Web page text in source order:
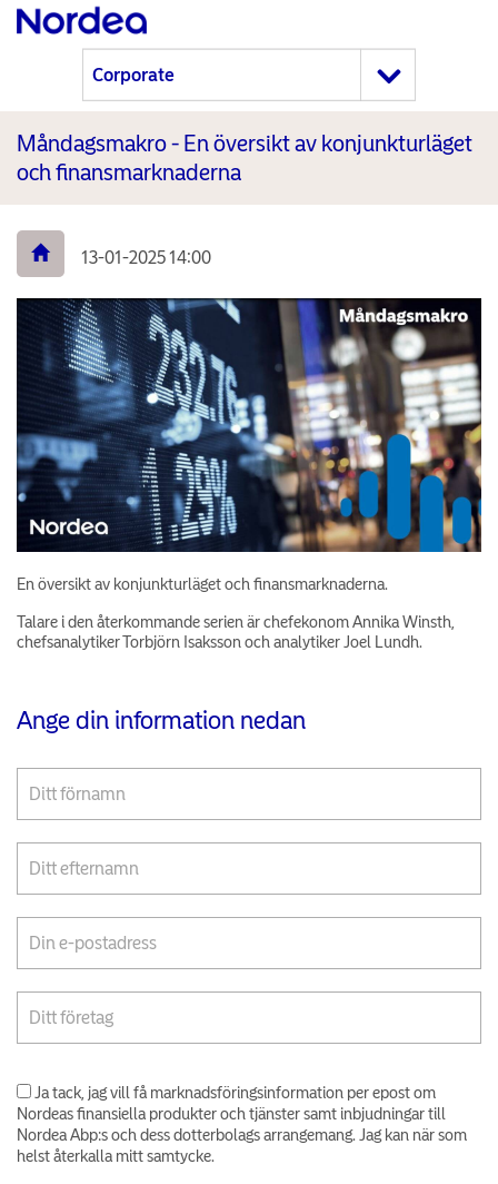
Måndagsmakro - En översikt av konjunkturläget
och finansmarknaderna
13-01-2025 14:00
En översikt av konjunkturläget och finansmarknaderna.
Talare i den återkommande serien är chefekonom Annika Winsth,
chefsanalytiker Torbjörn Isaksson och analytiker Joel Lundh.
Ange din information nedan
Ja tack, jag vill få marknadsföringsinformation per epost om
Nordeas finansiella produkter och tjänster samt inbjudningar till
Nordea Abp:s och dess dotterbolags arrangemang. Jag kan när som
helst återkalla mitt samtycke.